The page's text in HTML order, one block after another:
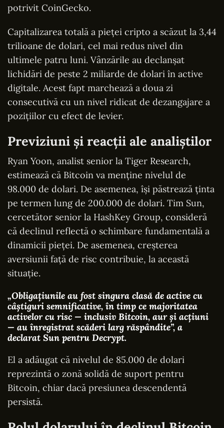
potrivit CoinGecko.
Capitalizarea totală a pieței cripto a scăzut la 3,44
trilioane de dolari, cel mai redus nivel din
ultimele patru luni. Vânzările au declanșat
lichidări de peste 2 miliarde de dolari în active
digitale. Acest fapt marchează a doua zi
consecutivă cu un nivel ridicat de dezangajare a
pozițiilor cu efect de levier.
Previziuni și reacții ale analiștilor
Ryan Yoon, analist senior la Tiger Research,
estimează că Bitcoin va menține nivelul de
98.000 de dolari. De asemenea, își păstrează ținta
pe termen lung de 200.000 de dolari. Tim Sun,
cercetător senior la HashKey Group, consideră
că declinul reflectă o schimbare fundamentală a
dinamicii pieței. De asemenea, creșterea
aversiunii față de risc contribuie, la această
situație.
„Obligațiunile au fost singura clasă de active cu
câștiguri semnificative, în timp ce majoritatea
activelor cu risc — inclusiv Bitcoin, aur și acțiuni
— au înregistrat scăderi larg răspândite”, a
declarat Sun pentru Decrypt.
El a adăugat că nivelul de 85.000 de dolari
reprezintă o zonă solidă de suport pentru
Bitcoin, chiar dacă presiunea descendentă
persistă.